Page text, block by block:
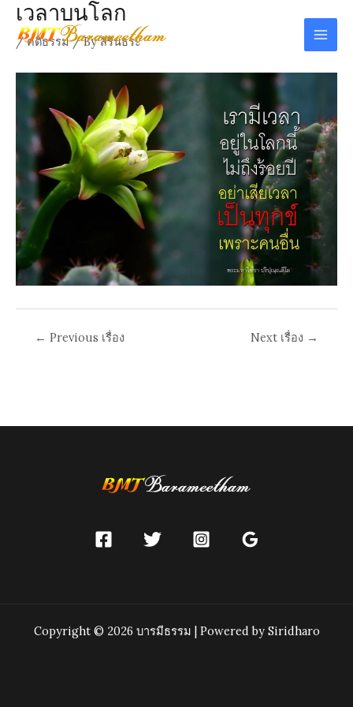
Skip
content
Main
เวลาบนโลก
/คติธรรม/ Byสิรินธระ
Post← Previous เรื่อง Next เรื่อง →
Copyright © 2026 บารมีธรรม | Powered by Siridharo